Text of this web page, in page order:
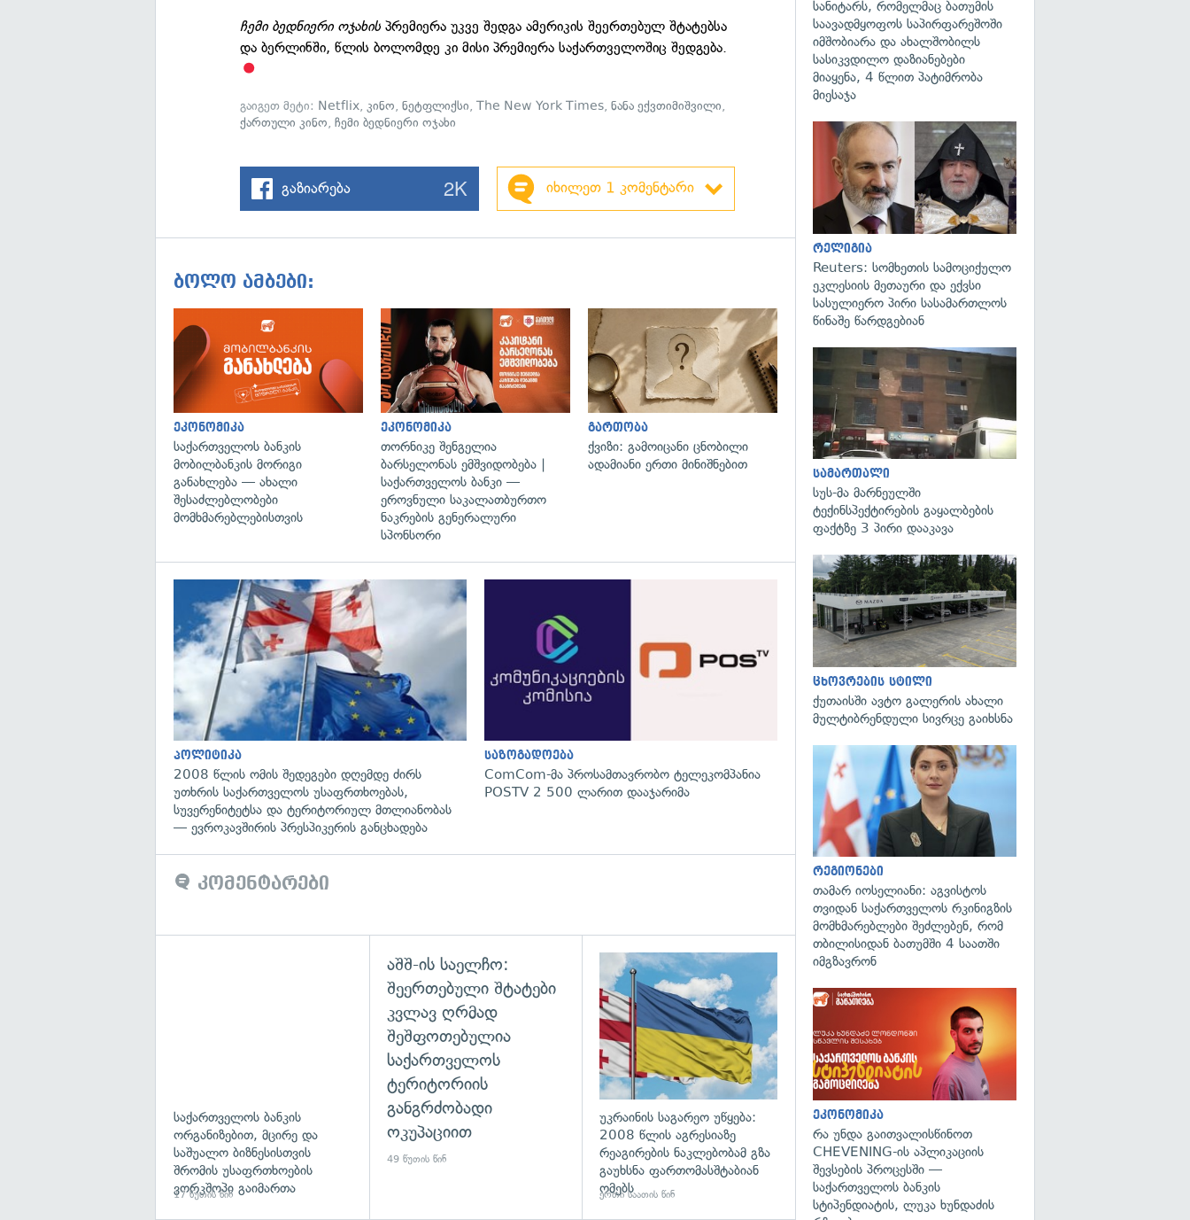
ჩემი ბედნიერი ოჯახისპრემიერა უკვე შედგა ამერიკის შეერთებულ შტატებსა
და ბერლინში, წლის ბოლომდე კი მისი პრემიერა საქართველოშიც შედგება.
გაიგეთ მეტი: Netflix,კინო,ნეტფლიქსი,The New York Times,ნანა ექვთიმიშვილი,
ქართული კინო,ჩემი ბედნიერი ოჯახი
გაზიარება 2K იხილეთ 1 კომენტარი
ბოლო ამბები:
ეკონომიკა
საქართველოს ბანკის
მობილბანკის მორიგი
განახლება — ახალი
შესაძლებლობები
მომხმარებლებისთვის
ეკონომიკა
თორნიკე შენგელია
ბარსელონას ემშვიდობება |
საქართველოს ბანკი —
ეროვნული საკალათბურთო
ნაკრების გენერალური
სპონსორი
გართობა
ქვიზი: გამოიცანი ცნობილი
ადამიანი ერთი მინიშნებით
პოლიტიკა
2008 წლის ომის შედეგები დღემდე ძირს
უთხრის საქართველოს უსაფრთხოებას,
სუვერენიტეტსა და ტერიტორიულ მთლიანობას
— ევროკავშირის პრესპიკერის განცხადება
გადახედვა
საზოგადოება
ComCom-მა პროსამთავრობო ტელეკომპანია
POSTV 2 500 ლარით დააჯარიმა
კომენტარები
საქართველოს ბანკის
ორგანიზებით, მცირე და
საშუალო ბიზნესისთვის
შრომის უსაფრთხოების
ვორკშოპი გაიმართა
17 წუთის წინ
აშშ-ის საელჩო:
შეერთებული შტატები
კვლავ ღრმად
შეშფოთებულია
საქართველოს
ტერიტორიის
განგრძობადი
ოკუპაციით
49 წუთის წინ
გადახედვა
უკრაინის საგარეო უწყება:
2008 წლის აგრესიაზე
რეაგირების ნაკლებობამ გზა
გაუხსნა ფართომასშტაბიან
ომებს
ერთი საათის წინ
სანიტარს, რომელმაც ბათუმის
საავადმყოფოს საპირფარეშოში
იმშობიარა და ახალშობილს
სასიკვდილო დაზიანებები
მიაყენა, 4 წლით პატიმრობა
მიესაჯა
რელიგია
Reuters: სომხეთის სამოციქულო
ეკლესიის მეთაური და ექვსი
სასულიერო პირი სასამართლოს
წინაშე წარდგებიან
სამართალი
სუს-მა მარნეულში
ტექინსპექტირების გაყალბების
ფაქტზე 3 პირი დააკავა
ცხოვრების სტილი
ქუთაისში ავტო გალერის ახალი
მულტიბრენდული სივრცე გაიხსნა
რეგიონები
თამარ იოსელიანი: აგვისტოს
თვიდან საქართველოს რკინიგზის
მომხმარებლები შეძლებენ, რომ
თბილისიდან ბათუმში 4 საათში
იმგზავრონ
ეკონომიკა
რა უნდა გაითვალისწინოთ
CHEVENING-ის აპლიკაციის
შევსების პროცესში —
საქართველოს ბანკის
სტიპენდიატის, ლუკა ხუნდაძის